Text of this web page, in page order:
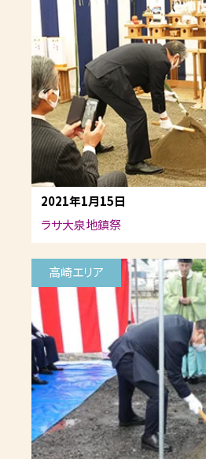
2021年1月15日
ラサ大泉地鎮祭
高崎エリア